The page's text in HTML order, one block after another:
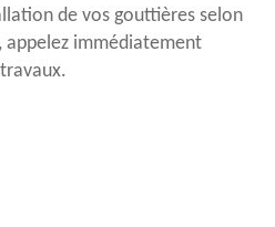
de vos gouttières selon
appelez immédiatement